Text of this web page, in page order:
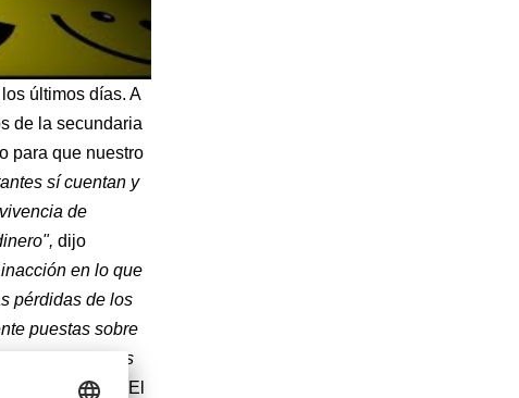
últimos días. A
de la secundaria
para que nuestro
sí cuentan y
de
dijo
en lo que
pérdidas de los
puestas sobre
por estos niños
a ser grande".
El